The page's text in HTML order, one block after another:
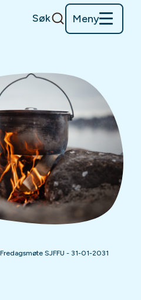
Søk Meny
Fredagsmøte SJFFU - 31-01-2031